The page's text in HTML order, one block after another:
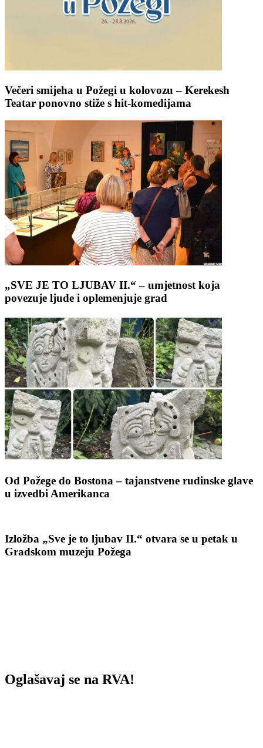
Večeri smijeha u Požegi u kolovozu – Kerekesh
Teatar ponovno stiže s hit-komedijama
„SVE JE TO LJUBAV II.“ – umjetnost koja
povezuje ljude i oplemenjuje grad
Od Požege do Bostona – tajanstvene rudinske glave
u izvedbi Amerikanca
Izložba „Sve je to ljubav II.“ otvara se u petak u
Gradskom muzeju Požega
Oglašavaj se na RVA!